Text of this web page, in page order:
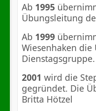
Ab 1995
Übungsleitung
Ab 1999
Wiesenhaken
Dienstagsgruppe.
2001 wird die
gegründet. Die
Britta Hötzel